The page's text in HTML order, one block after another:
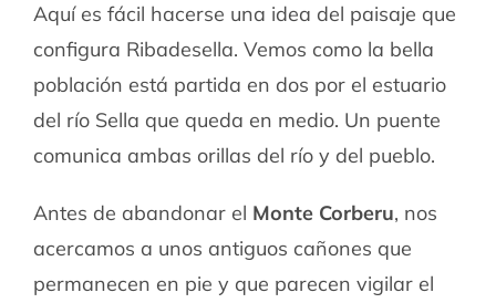
Aquí es fácil hacerse una idea del paisaje que
configura Ribadesella. Vemos como la bella
población está partida en dos por el estuario
del río Sella que queda en medio. Un puente
comunica ambas orillas del río y del pueblo.
Antes de abandonar el Monte Corberu, nos
acercamos a unos antiguos cañones que
permanecen en pie y que parecen vigilar el